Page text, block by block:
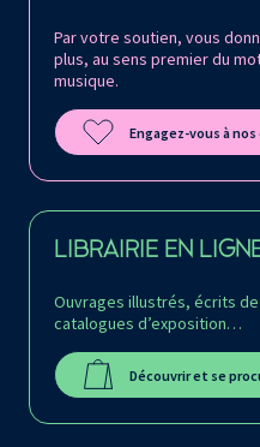
Par votre soutien, vous
plus, au sens premier du
musique.
Engagez-vous à
LIBRAIRIE EN
Ouvrages illustrés, écrits
catalogues d’exposition…
Découvrir et se